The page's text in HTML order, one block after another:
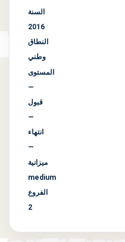
السنة
2016
النطاق
وطني
المستوى
—
قبول
—
انتهاء
—
ميزانية
medium
الفروع
2